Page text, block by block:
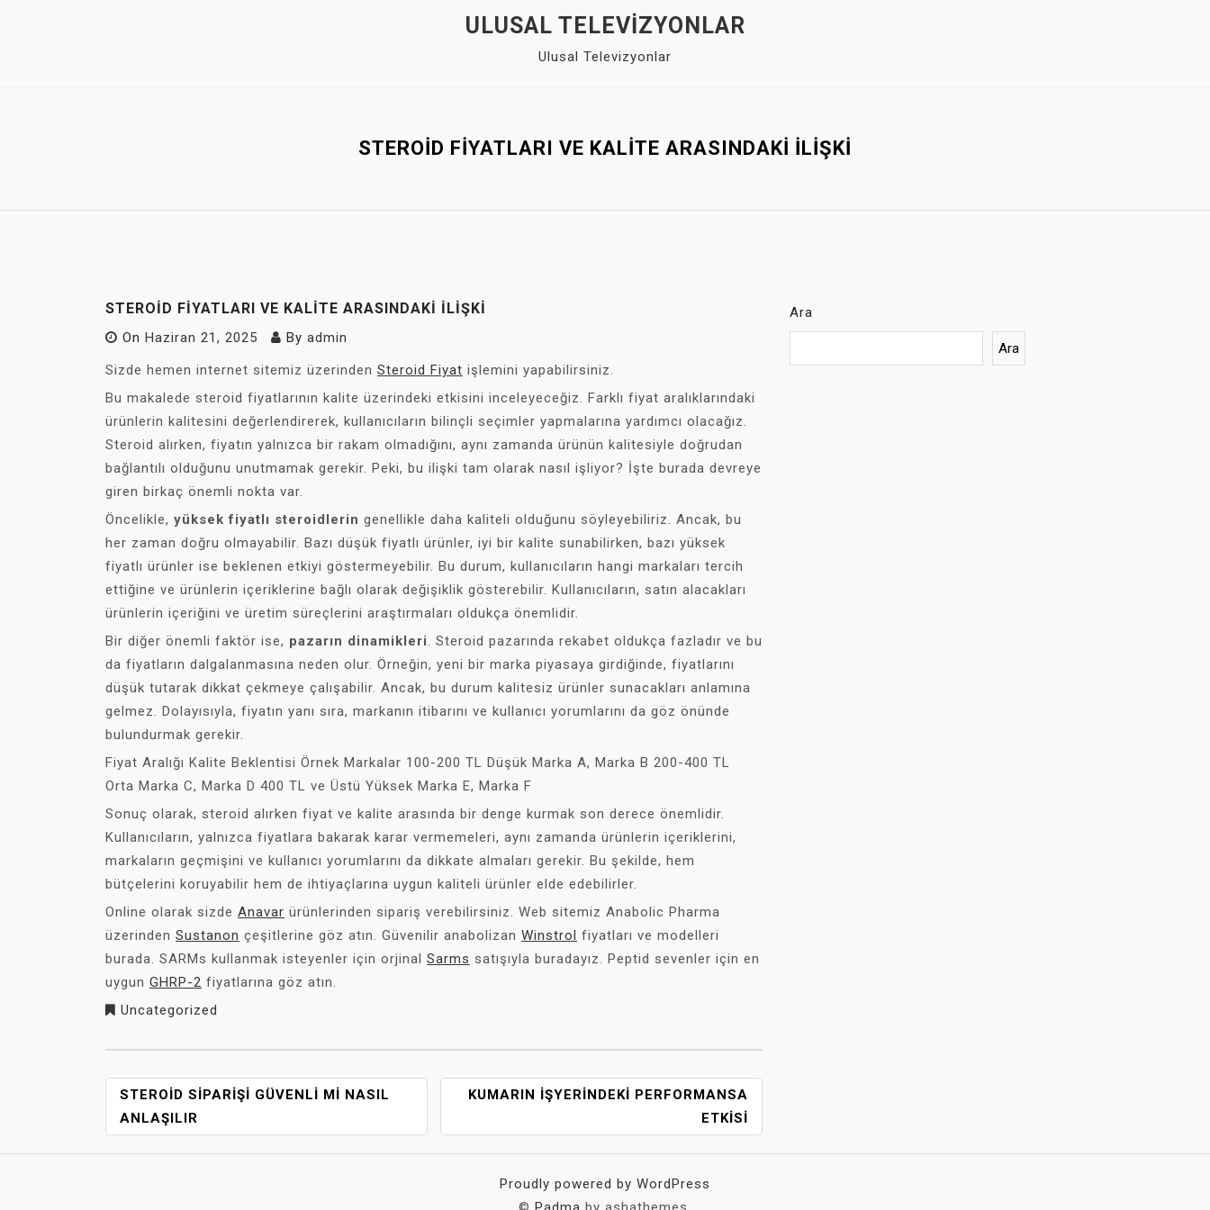
ULUSAL TELEVIZYONLAR
Ulusal Televizyonlar
STEROID FIYATLARI VE KALITE ARASINDAKI İLIŞKI
STEROID FIYATLARI VE KALITE ARASINDAKI İLIŞKI
On Haziran 21, 2025 By admin
Sizde hemen internet sitemiz üzerinden Steroid Fiyat işlemini yapabilirsiniz.
Bu makalede steroid fiyatlarının kalite üzerindeki etkisini inceleyeceğiz. Farklı fiyat aralıklarındaki
ürünlerin kalitesini değerlendirerek, kullanıcıların bilinçli seçimler yapmalarına yardımcı olacağız.
Steroid alırken, fiyatın yalnızca bir rakam olmadığını, aynı zamanda ürünün kalitesiyle doğrudan
bağlantılı olduğunu unutmamak gerekir. Peki, bu ilişki tam olarak nasıl işliyor? İşte burada devreye
giren birkaç önemli nokta var.
Öncelikle, yüksek fiyatlı steroidlerin genellikle daha kaliteli olduğunu söyleyebiliriz. Ancak, bu
her zaman doğru olmayabilir. Bazı düşük fiyatlı ürünler, iyi bir kalite sunabilirken, bazı yüksek
fiyatlı ürünler ise beklenen etkiyi göstermeyebilir. Bu durum, kullanıcıların hangi markaları tercih
ettiğine ve ürünlerin içeriklerine bağlı olarak değişiklik gösterebilir. Kullanıcıların, satın alacakları
ürünlerin içeriğini ve üretim süreçlerini araştırmaları oldukça önemlidir.
Bir diğer önemli faktör ise, pazarın dinamikleri. Steroid pazarında rekabet oldukça fazladır ve bu
da fiyatların dalgalanmasına neden olur. Örneğin, yeni bir marka piyasaya girdiğinde, fiyatlarını
düşük tutarak dikkat çekmeye çalışabilir. Ancak, bu durum kalitesiz ürünler sunacakları anlamına
gelmez. Dolayısıyla, fiyatın yanı sıra, markanın itibarını ve kullanıcı yorumlarını da göz önünde
bulundurmak gerekir.
Fiyat Aralığı Kalite Beklentisi Örnek Markalar 100-200 TL Düşük Marka A, Marka B 200-400 TL
Orta Marka C, Marka D 400 TL ve Üstü Yüksek Marka E, Marka F
Sonuç olarak, steroid alırken fiyat ve kalite arasında bir denge kurmak son derece önemlidir.
Kullanıcıların, yalnızca fiyatlara bakarak karar vermemeleri, aynı zamanda ürünlerin içeriklerini,
markaların geçmişini ve kullanıcı yorumlarını da dikkate almaları gerekir. Bu şekilde, hem
bütçelerini koruyabilir hem de ihtiyaçlarına uygun kaliteli ürünler elde edebilirler.
Online olarak sizde Anavar ürünlerinden sipariş verebilirsiniz. Web sitemiz Anabolic Pharma
üzerinden Sustanon çeşitlerine göz atın. Güvenilir anabolizan Winstrol fiyatları ve modelleri
burada. SARMs kullanmak isteyenler için orjinal Sarms satışıyla buradayız. Peptid sevenler için en
uygun GHRP-2 fiyatlarına göz atın.
Uncategorized
YAZI
GEZINMESI
STEROID SIPARIŞI GÜVENLI MI NASIL
ANLAŞILIR
KUMARIN İŞYERINDEKI PERFORMANSA
ETKISI
Ara
Ara
Proudly powered by WordPress